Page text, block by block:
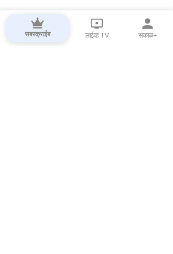
सबस्क्राईब लाईव्ह TV सकाळ+